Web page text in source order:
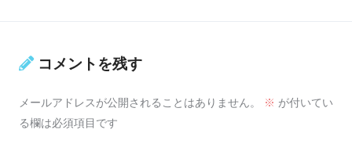
コメントを残す
メールアドレスが公開されることはありません。 ※ が付いてい
る欄は必須項目です